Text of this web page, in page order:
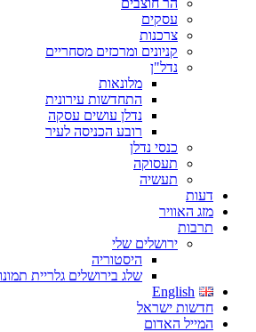
הר חוצבים
עסקים
צרכנות
קניונים ומרכזים מסחריים
נדל"ן
מלונאות
התחדשות עירונית
נדלן עושים עסקה
רובע הכניסה לעיר
כנסי נדלן
תעסוקה
תעשיה
דעות
מזג האוויר
תרבות
ירושלים שלי
היסטוריה
שלג בירושלים גלריית
English
חדשות ישראל
המייל האדום